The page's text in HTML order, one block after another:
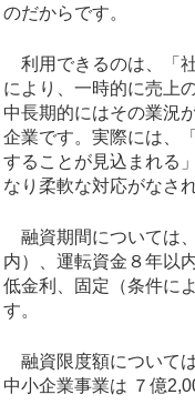
のだからです。
利用できるのは、「
により、一時的に売上
中長期的にはその業況
企業です。実際には、
することが見込まれる
なり柔軟な対応がなさ
融資期間については
内）、運転資金８年以
低金利、固定（条件に
す。
融資限度額について
中小企業事業は ７億